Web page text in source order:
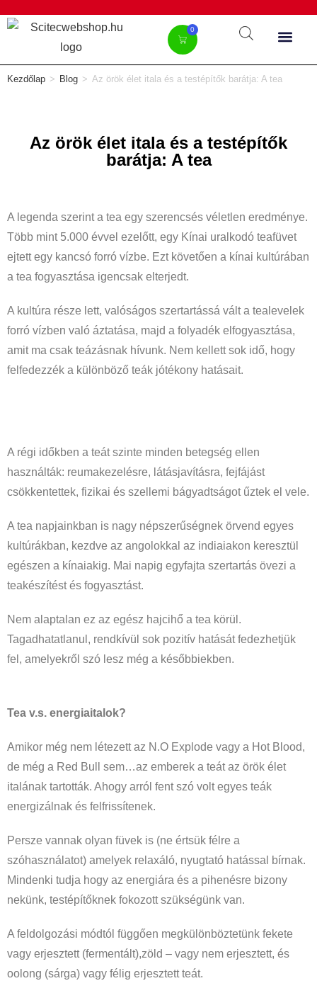
0
Kezdőlap > Blog > Az örök élet itala és a testépítők barátja: A tea
Az örök élet itala és a testépítők
barátja: A tea
A legenda szerint a tea egy szerencsés véletlen eredménye.
Több mint 5.000 évvel ezelőtt, egy Kínai uralkodó teafüvet
ejtett egy kancsó forró vízbe. Ezt követően a kínai kultúrában
a tea fogyasztása igencsak elterjedt.
A kultúra része lett, valóságos szertartássá vált a tealevelek
forró vízben való áztatása, majd a folyadék elfogyasztása,
amit ma csak teázásnak hívunk. Nem kellett sok idő, hogy
felfedezzék a különböző teák jótékony hatásait.
A régi időkben a teát szinte minden betegség ellen
használták: reumakezelésre, látásjavításra, fejfájást
csökkentettek, fizikai és szellemi bágyadtságot űztek el vele.
A tea napjainkban is nagy népszerűségnek örvend egyes
kultúrákban, kezdve az angolokkal az indiaiakon keresztül
egészen a kínaiakig. Mai napig egyfajta szertartás övezi a
teakészítést és fogyasztást.
Nem alaptalan ez az egész hajcihő a tea körül.
Tagadhatatlanul, rendkívül sok pozitív hatását fedezhetjük
fel, amelyekről szó lesz még a későbbiekben.
Tea v.s. energiaitalok?
Amikor még nem létezett az N.O Explode vagy a Hot Blood,
de még a Red Bull sem…az emberek a teát az örök élet
italának tartották. Ahogy arról fent szó volt egyes teák
energizálnak és felfrissítenek.
Persze vannak olyan füvek is (ne értsük félre a
szóhasználatot) amelyek relaxáló, nyugtató hatással bírnak.
Mindenki tudja hogy az energiára és a pihenésre bizony
nekünk, testépítőknek fokozott szükségünk van.
A feldolgozási módtól függően megkülönböztetünk fekete
vagy erjesztett (fermentált),zöld – vagy nem erjesztett, és
oolong (sárga) vagy félig erjesztett teát.